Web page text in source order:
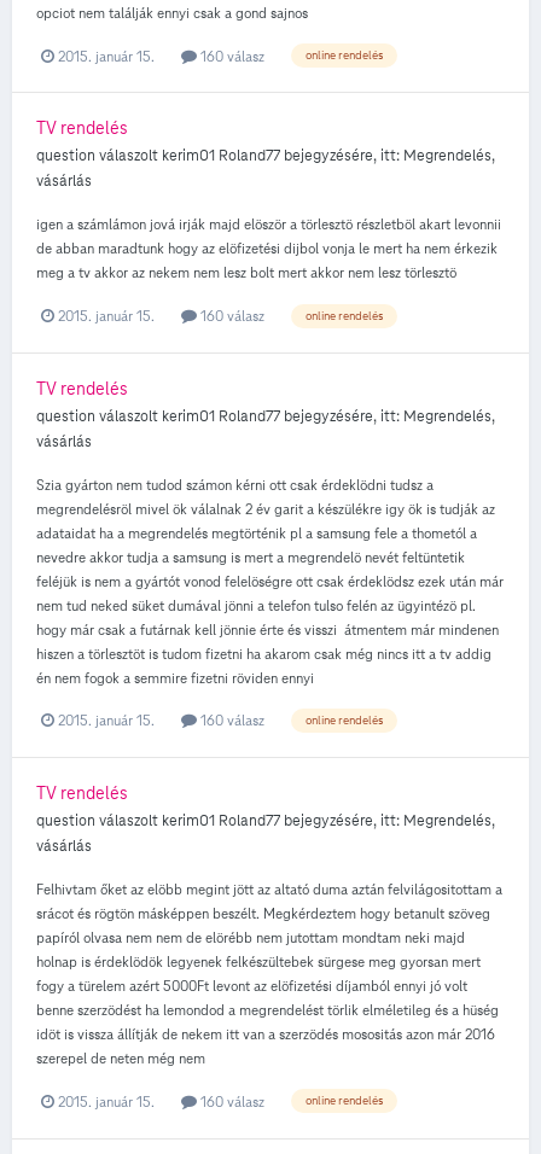
opciot nem találják ennyi csak a gond sajnos
2015. január 15. 160 válasz online rendelés
TV rendelés
question válaszolt kerim01 Roland77 bejegyzésére, itt: Megrendelés,
vásárlás
igen a számlámon jová irják majd elöször a törlesztö részletböl akart levonnii
de abban maradtunk hogy az elöfizetési dijbol vonja le mert ha nem érkezik
meg a tv akkor az nekem nem lesz bolt mert akkor nem lesz törlesztö
2015. január 15. 160 válasz online rendelés
TV rendelés
question válaszolt kerim01 Roland77 bejegyzésére, itt: Megrendelés,
vásárlás
Szia gyárton nem tudod számon kérni ott csak érdeklödni tudsz a
megrendelésröl mivel ök válalnak 2 év garit a készülékre igy ök is tudják az
adataidat ha a megrendelés megtörténik pl a samsung fele a thometól a
nevedre akkor tudja a samsung is mert a megrendelö nevét feltüntetik
feléjük is nem a gyártót vonod felelöségre ott csak érdeklödsz ezek után már
nem tud neked süket dumával jönni a telefon tulso felén az ügyintézö pl.
hogy már csak a futárnak kell jönnie érte és visszi átmentem már mindenen
hiszen a törlesztöt is tudom fizetni ha akarom csak még nincs itt a tv addig
én nem fogok a semmire fizetni röviden ennyi
2015. január 15. 160 válasz online rendelés
TV rendelés
question válaszolt kerim01 Roland77 bejegyzésére, itt: Megrendelés,
vásárlás
Felhivtam őket az elöbb megint jött az altató duma aztán felvilágositottam a
srácot és rögtön másképpen beszélt. Megkérdeztem hogy betanult szöveg
papíról olvasa nem nem de elörébb nem jutottam mondtam neki majd
holnap is érdeklödök legyenek felkészültebek sürgese meg gyorsan mert
fogy a türelem azért 5000Ft levont az elöfizetési díjamból ennyi jó volt
benne szerzödést ha lemondod a megrendelést törlik elméletileg és a hüség
idöt is vissza állítják de nekem itt van a szerzödés mosositás azon már 2016
szerepel de neten még nem
2015. január 15. 160 válasz online rendelés